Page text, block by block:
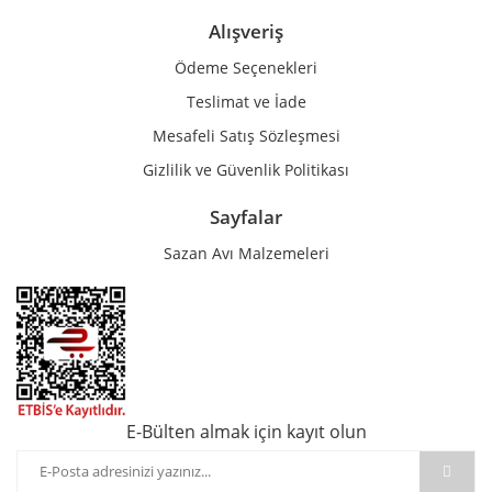
Alışveriş
Ödeme Seçenekleri
Teslimat ve İade
Mesafeli Satış Sözleşmesi
Gizlilik ve Güvenlik Politikası
Sayfalar
Sazan Avı Malzemeleri
E-Bülten almak için kayıt olun